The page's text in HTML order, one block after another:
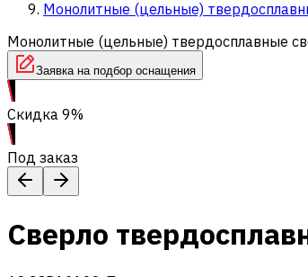
Монолитные (цельные)
Монолитные (цельные) твердосплавные
Заявка на подбор оснащения
Скидка 9%
Под заказ
Сверло